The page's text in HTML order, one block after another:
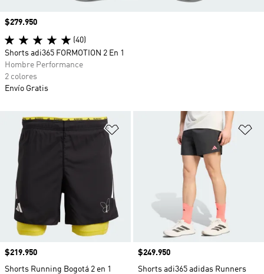
Añadir a la lista de deseos
Precio
$219.950
Shorts Running Bogotá 2 en 1
Precio
$249.950
Shorts adi365 adidas Runners
Precio
$279.950
(40)
Shorts adi365 FORMOTION 2 En 1
Hombre Performance
2 colores
Envío Gratis